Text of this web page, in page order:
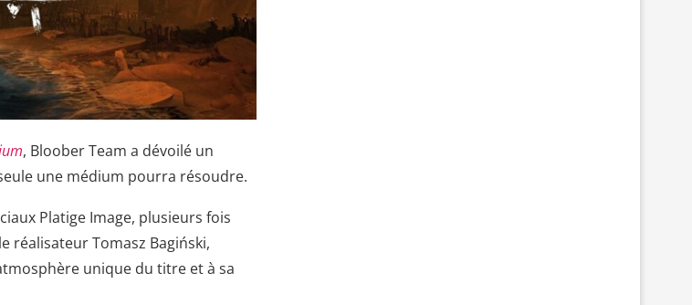
, Bloober Team a dévoilé un
une médium pourra résoudre.
Platige Image, plusieurs fois
réalisateur Tomasz Bagiński,
unique du titre et à sa